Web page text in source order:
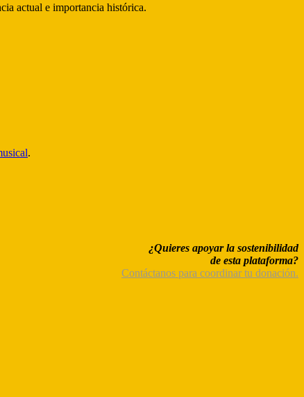
actual e importancia histórica.
.
¿Quieres apoyar la sostenibilidad
de esta plataforma?
Contáctanos para coordinar tu donación.